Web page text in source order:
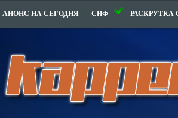
АНОНС НА СЕГОДНЯ СИФ РАСКРУТКА